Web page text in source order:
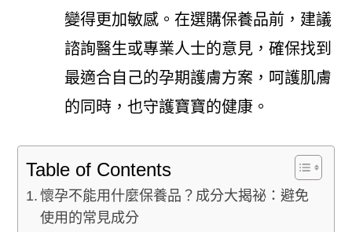
變得更加敏感。在選購保養品前，建議
諮詢醫生或專業人士的意見，確保找到
最適合自己的孕期護膚方案，呵護肌膚
的同時，也守護寶寶的健康。
Table of Contents
懷孕不能用什麼保養品？成分大揭祕：避免
使用的常見成分